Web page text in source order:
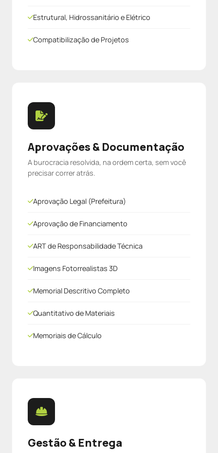
Estrutural, Hidrossanitário e Elétrico
Compatibilização de Projetos
Aprovações & Documentação
A burocracia resolvida, na ordem certa, sem você
precisar correr atrás.
Aprovação Legal (Prefeitura)
Aprovação de Financiamento
ART de Responsabilidade Técnica
Imagens Fotorrealistas 3D
Memorial Descritivo Completo
Quantitativo de Materiais
Memoriais de Cálculo
Gestão & Entrega